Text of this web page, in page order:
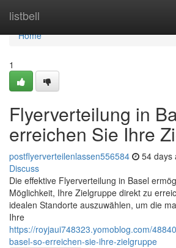
listbell
Home
Home
1
Flyerverteilung in
erreichen Sie Ihre
postflyerverteilenlassen556584 54 days
Discuss
Die effektive Flyerverteilung in Basel
Möglichkeit, Ihre Zielgruppe direkt zu
idealen Standorte auszuwählen, um die
Ihre
https://royjaui748323.yomoblog.com/
basel-so-erreichen-sie-ihre-zielgruppe